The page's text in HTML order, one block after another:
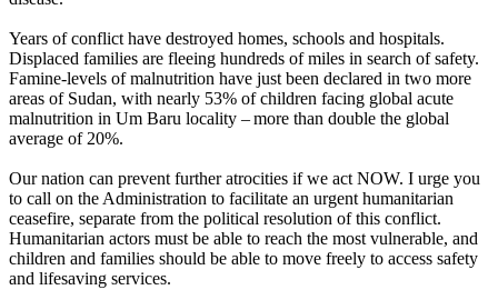
Years of conflict have destroyed homes, schools and hospitals.
Displaced families are fleeing hundreds of miles in search of safety.
Famine-levels of malnutrition have just been declared in two more
areas of Sudan, with nearly 53% of children facing global acute
malnutrition in Um Baru locality – more than double the global
average of 20%.
Our nation can prevent further atrocities if we act NOW. I urge you
to call on the Administration to facilitate an urgent humanitarian
ceasefire, separate from the political resolution of this conflict.
Humanitarian actors must be able to reach the most vulnerable, and
children and families should be able to move freely to access safety
and lifesaving services.